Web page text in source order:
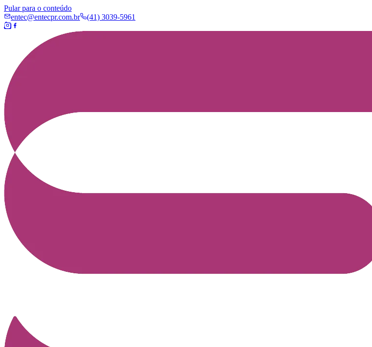
Pular para o conteúdo
entec@entecpr.com.br
(41) 3039-5961